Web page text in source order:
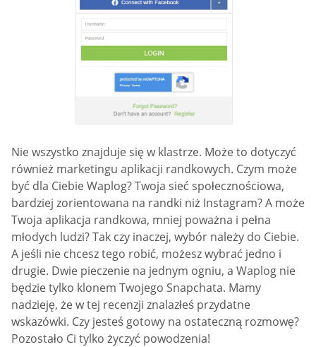
Nie wszystko znajduje się w klastrze. Może to dotyczyć
również marketingu aplikacji randkowych. Czym może
być dla Ciebie Waplog? Twoja sieć społecznościowa,
bardziej zorientowana na randki niż Instagram? A może
Twoja aplikacja randkowa, mniej poważna i pełna
młodych ludzi? Tak czy inaczej, wybór należy do Ciebie.
A jeśli nie chcesz tego robić, możesz wybrać jedno i
drugie. Dwie pieczenie na jednym ogniu, a Waplog nie
będzie tylko klonem Twojego Snapchata. Mamy
nadzieję, że w tej recenzji znalazłeś przydatne
wskazówki. Czy jesteś gotowy na ostateczną rozmowę?
Pozostało Ci tylko życzyć powodzenia!